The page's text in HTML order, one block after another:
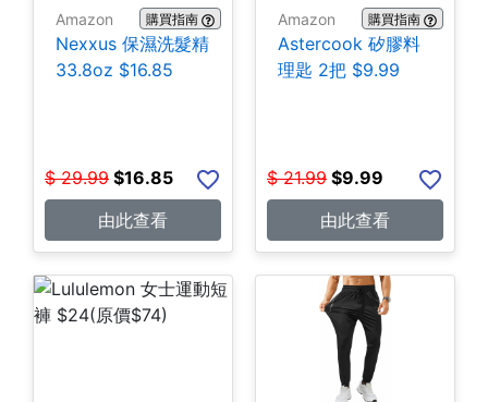
Amazon 購買指南
Nexxus 保濕洗髮精
33.8oz $16.85
$ 29.99 $16.85
由此查看
Amazon 購買指南
Astercook 矽膠料
理匙 2把 $9.99
$ 21.99 $9.99
由此查看